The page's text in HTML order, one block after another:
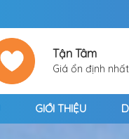
Tận Tâm
Giá ổn định
GIỚI THIỆU